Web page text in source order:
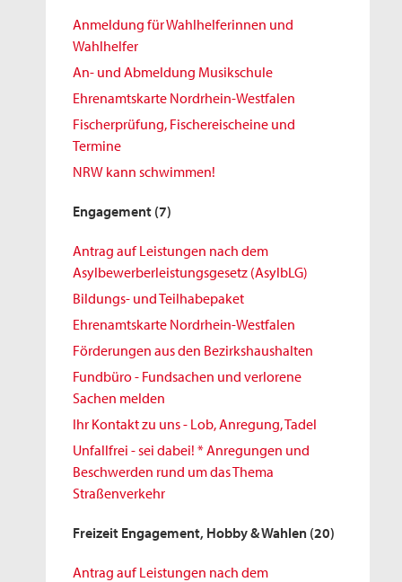
Anmeldung für Wahlhelferinnen und
Wahlhelfer
An- und Abmeldung Musikschule
Ehrenamtskarte Nordrhein-Westfalen
Fischerprüfung, Fischereischeine und
Termine
NRW kann schwimmen!
Engagement (7)
Antrag auf Leistungen nach dem
Asylbewerberleistungsgesetz (AsylbLG)
Bildungs- und Teilhabepaket
Ehrenamtskarte Nordrhein-Westfalen
Förderungen aus den Bezirkshaushalten
Fundbüro - Fundsachen und verlorene
Sachen melden
Ihr Kontakt zu uns - Lob, Anregung, Tadel
Unfallfrei - sei dabei! * Anregungen und
Beschwerden rund um das Thema
Straßenverkehr
Freizeit Engagement, Hobby & Wahlen (20)
Antrag auf Leistungen nach dem